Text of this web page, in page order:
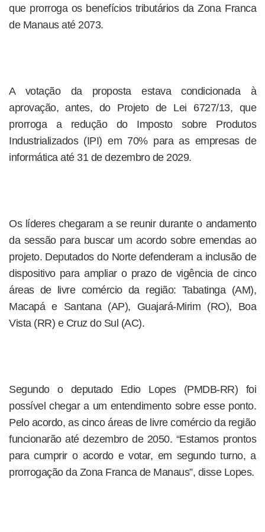
que prorroga os benefícios tributários da Zona Franca
de Manaus até 2073.
A votação da proposta estava condicionada à
aprovação, antes, do Projeto de Lei 6727/13, que
prorroga a redução do Imposto sobre Produtos
Industrializados (IPI) em 70% para as empresas de
informática até 31 de dezembro de 2029.
Os líderes chegaram a se reunir durante o andamento
da sessão para buscar um acordo sobre emendas ao
projeto. Deputados do Norte defenderam a inclusão de
dispositivo para ampliar o prazo de vigência de cinco
áreas de livre comércio da região: Tabatinga (AM),
Macapá e Santana (AP), Guajará-Mirim (RO), Boa
Vista (RR) e Cruz do Sul (AC).
Segundo o deputado Edio Lopes (PMDB-RR) foi
possível chegar a um entendimento sobre esse ponto.
Pelo acordo, as cinco áreas de livre comércio da região
funcionarão até dezembro de 2050. “Estamos prontos
para cumprir o acordo e votar, em segundo turno, a
prorrogação da Zona Franca de Manaus”, disse Lopes.